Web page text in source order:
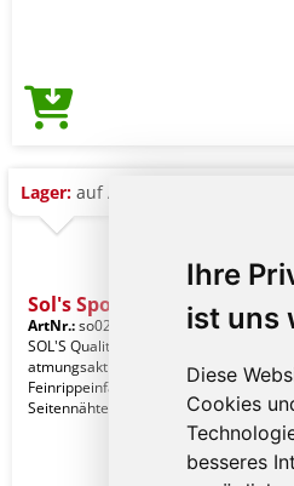
Ihre
ist uns
Diese
Cookies
besseres
Lager: auf Anfrage
Sol's Sporty Tt Women - S
ArtNr.:so02117neg-s
Lime
SOL'S Qualität. 100% Polyester -
atmungsaktiv - schnelltrocknend -
Feinrippeinfassung am Hals. Stil.
Seitennähte. Racerb